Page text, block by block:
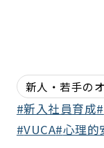
新人・若手の
新入社員育成
VUCA 心理的